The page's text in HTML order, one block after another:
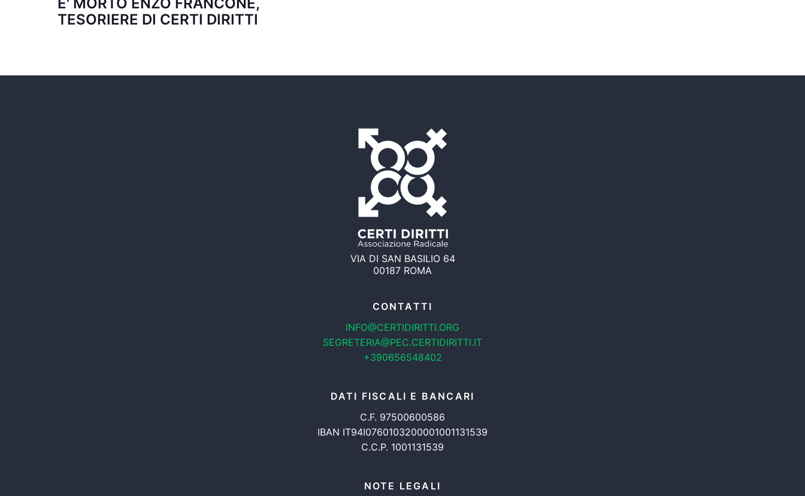
TESORIERE DI CERTI DIRITTI
VIA DI SAN BASILIO 64
00187 ROMA
CONTATTI
INFO@CERTIDIRITTI.ORG
SEGRETERIA@PEC.CERTIDIRITTI.IT
+390656548402
DATI FISCALI E BANCARI
C.F. 97500600586
IBAN IT94I0760103200001001131539
C.C.P. 1001131539
NOTE LEGALI